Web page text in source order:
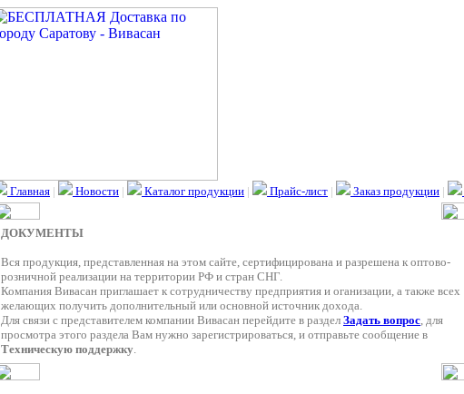
Главная | Новости | Каталог продукции | Прайс-лист | Заказ продукции |
ДОКУМЕНТЫ
Вся продукция, представленная на этом сайте, сертифицирована и разрешена к оптово-
розничной реализации на территории РФ и стран СНГ.
Компания Вивасан приглашает к сотрудничеству предприятия и оганизации, а также всех
желающих получить дополнительный или основной источник дохода.
Для связи с представителем компании Вивасан перейдите в раздел Задать вопрос, для
просмотра этого раздела Вам нужно зарегистрироваться, и отправьте сообщение в
Техническую поддержку.